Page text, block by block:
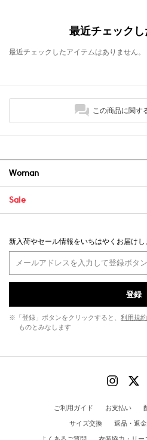
最近チェック
最近チェックしたアイテムはありません。
この商品に関す
Woman
Sale
新入荷やセール情報をいちはやくお届けし
登録
※「登録」ボタンをクリックすると、 利用規約
ものとみなします
ご利用ガイド お支払い
サイズ交換
返品・返金